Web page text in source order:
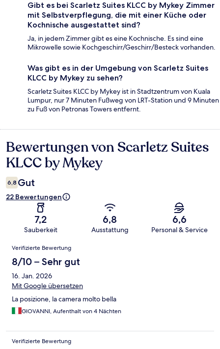
Gibt es bei Scarletz Suites KLCC by Mykey Zimmer
mit Selbstverpflegung, die mit einer Küche oder
Kochnische ausgestattet sind?
Ja, in jedem Zimmer gibt es eine Kochnische. Es sind eine
Mikrowelle sowie Kochgeschirr/Geschirr/Besteck vorhanden.
Was gibt es in der Umgebung von Scarletz Suites
KLCC by Mykey zu sehen?
Scarletz Suites KLCC by Mykey ist in Stadtzentrum von Kuala
Lumpur, nur 7 Minuten Fußweg von LRT-Station und 9 Minuten
zu Fuß von Petronas Towers entfernt.
Bewertungen
Bewertungen von Scarletz Suites
KLCC by Mykey
6,8 Gut
22 Bewertungen
7,2
Sauberkeit
6,8
Ausstattung
6,6
Personal & Service
Bewertungen
Verifizierte Bewertung
8/10 – Sehr gut
16. Jan. 2026
Mit Google übersetzen
La posizione, la camera molto bella
GIOVANNI, Aufenthalt von 4 Nächten
Verifizierte Bewertung